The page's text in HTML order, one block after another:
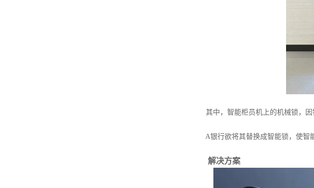
其中，智能柜员机上的机械锁，因
A银行欲将其替换成智能锁，使智能
解决方案